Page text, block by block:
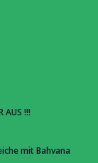
AUS !!!
mit Bahvana